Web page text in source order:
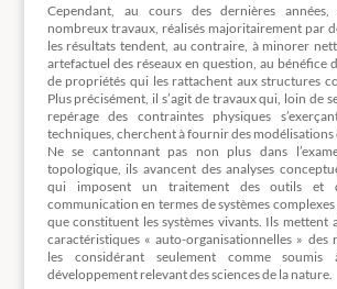
Cependant, au cours des dernières
nombreux travaux, réalisés majoritairement par
les résultats tendent, au contraire, à minorer
artefactuel des réseaux en question, au bénéfice
de propriétés qui les rattachent aux structures
Plus précisément, il s’agit de travaux qui, loin de
repérage des contraintes physiques
techniques, cherchent à fournir des modélisations
Ne se cantonnant pas non plus dans
topologique, ils avancent des analyses
qui imposent un traitement des outils et
communication en termes de systèmes
que constituent les systèmes vivants. Ils mettent
caractéristiques « auto-organisationnelles » des
les considérant seulement comme
développement relevant des sciences de la nature.